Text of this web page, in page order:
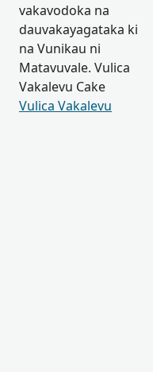
vakavodoka na
dauvakayagataka ki
na Vunikau ni
Matavuvale. Vulica
Vakalevu Cake
Vulica Vakalevu